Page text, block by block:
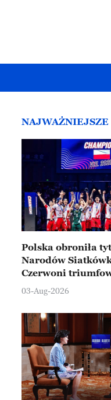
NAJWAŻNIEJSZE
Polska obroniła
Narodów
Czerwoni
Ningbo
03-Aug-2026